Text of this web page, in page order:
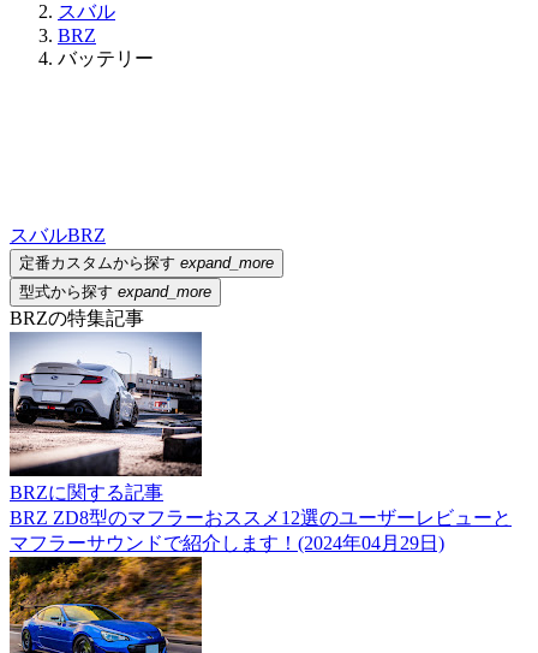
スバル
BRZ
バッテリー
スバルBRZ
定番カスタムから探す expand_more
型式から探す expand_more
BRZの特集記事
BRZに関する記事
BRZ ZD8型のマフラーおススメ12選のユーザーレビューと
マフラーサウンドで紹介します！(2024年04月29日)